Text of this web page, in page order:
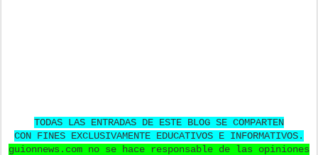
TODAS LAS ENTRADAS DE ESTE BLOG SE COMPARTEN
CON FINES EXCLUSIVAMENTE EDUCATIVOS E INFORMATIVOS.
guionnews.com no se hace responsable de las opiniones